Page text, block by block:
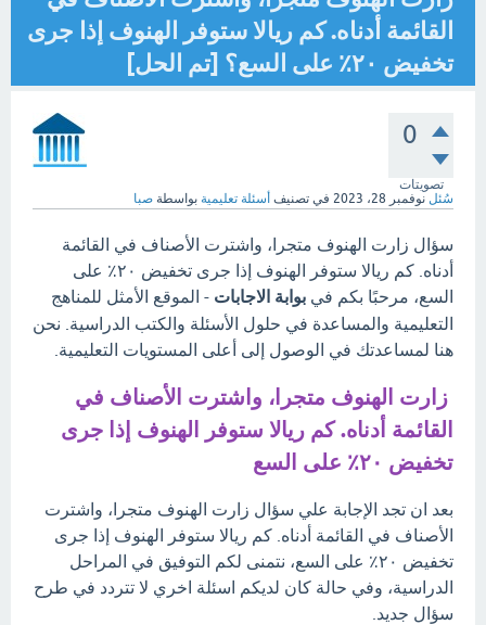
القائمة أدناه. كم ريالا ستوفر الهنوف إذا جرى
تخفيض ٢٠٪ على السع؟ [تم الحل]
0
تصويتات
سُئل نوفمبر 28، 2023 في تصنيف أسئلة تعليمية بواسطة صبا
سؤال زارت الهنوف متجرا، واشترت الأصناف في القائمة
أدناه. كم ريالا ستوفر الهنوف إذا جرى تخفيض ٢٠٪ على
السع، مرحبًا بكم في بوابة الاجابات - الموقع الأمثل للمناهج
التعليمية والمساعدة في حلول الأسئلة والكتب الدراسية. نحن
هنا لمساعدتك في الوصول إلى أعلى المستويات التعليمية.
زارت الهنوف متجرا، واشترت الأصناف في
القائمة أدناه. كم ريالا ستوفر الهنوف إذا جرى
تخفيض ٢٠٪ على السع
بعد ان تجد الإجابة علي سؤال زارت الهنوف متجرا، واشترت
الأصناف في القائمة أدناه. كم ريالا ستوفر الهنوف إذا جرى
تخفيض ٢٠٪ على السع، نتمنى لكم التوفيق في المراحل
الدراسية، وفي حالة كان لديكم اسئلة اخري لا تتردد في طرح
سؤال جديد.